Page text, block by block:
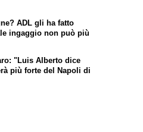
ADL gli ha fatto
ingaggio non può più
"Luis Alberto dice
più forte del Napoli di